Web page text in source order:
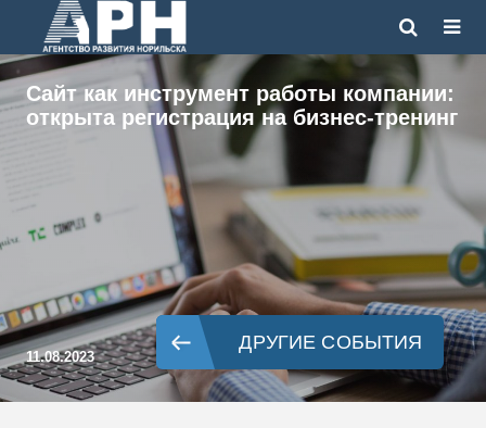
Сайт как инструмент работы компании:
открыта регистрация на бизнес-тренинг
11.08.2023
ДРУГИЕ СОБЫТИЯ